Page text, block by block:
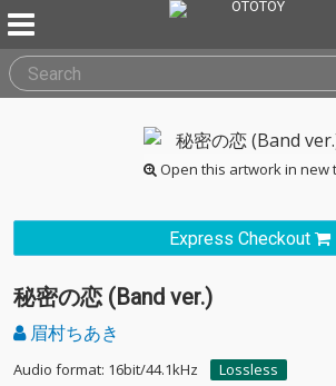
Open this artwork in new
Express Checkout
秘密の恋 (Band ver.)
眉村ちあき
Audio format: 16bit/44.1kHz
Lossless